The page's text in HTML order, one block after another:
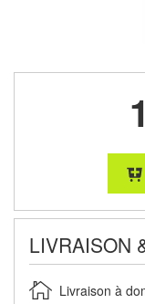
LIVRAISON
Livraison à